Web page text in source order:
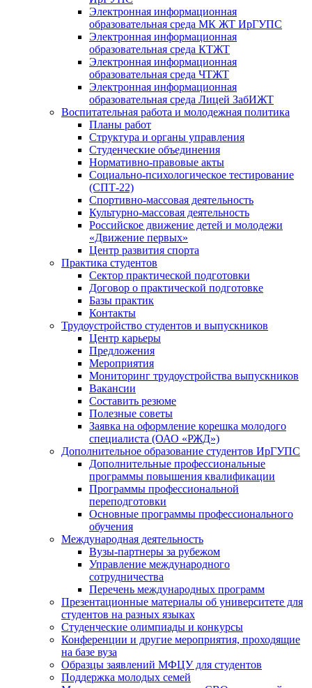
Электронная информационная
образовательная среда МК ЖТ ИрГУПС
Электронная информационная
образовательная среда КТЖТ
Электронная информационная
образовательная среда ЧТЖТ
Электронная информационная
образовательная среда Лицей ЗабИЖТ
Воспитательная работа и молодежная политика
Планы работ
Структура и органы управления
Студенческие объединения
Нормативно-правовые акты
Социально-психологическое тестирование
(СПТ-22)
Спортивно-массовая деятельность
Культурно-массовая деятельность
Российское движение детей и молодежи
«Движение первых»
Центр развития спорта
Практика студентов
Сектор практической подготовки
Договор о практической подготовке
Базы практик
Контакты
Трудоустройство студентов и выпускников
Центр карьеры
Предложения
Мероприятия
Мониторинг трудоустройства выпускников
Вакансии
Составить резюме
Полезные советы
Заявка на оформление корешка молодого
специалиста (ОАО «РЖД»)
Дополнительное образование студентов ИрГУПС
Дополнительные профессиональные
программы повышения квалификации
Программы профессиональной
переподготовки
Основные программы профессионального
обучения
Международная деятельность
Вузы-партнеры за рубежом
Управление международного
сотрудничества
Перечень международных программ
Презентационные материалы об университете для
студентов на разных языках
Студенческие олимпиады и конкурсы
Конференции и другие мероприятия, проходящие
на базе вуза
Образцы заявлений МФЦУ для студентов
Поддержка молодых семей